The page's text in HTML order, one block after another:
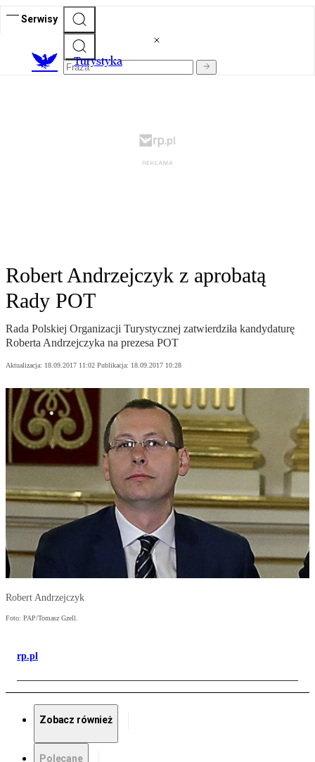
Serwisy
Turystyka
Robert Andrzejczyk z aprobatą
Rady POT
Rada Polskiej Organizacji Turystycznej zatwierdziła kandydaturę
Roberta Andrzejczyka na prezesa POT
Aktualizacja: 18.09.2017 11:02 Publikacja: 18.09.2017 10:28
Robert Andrzejczyk
Foto: PAP/Tomasz Gzell.
rp.pl
Zobacz również
Polecane